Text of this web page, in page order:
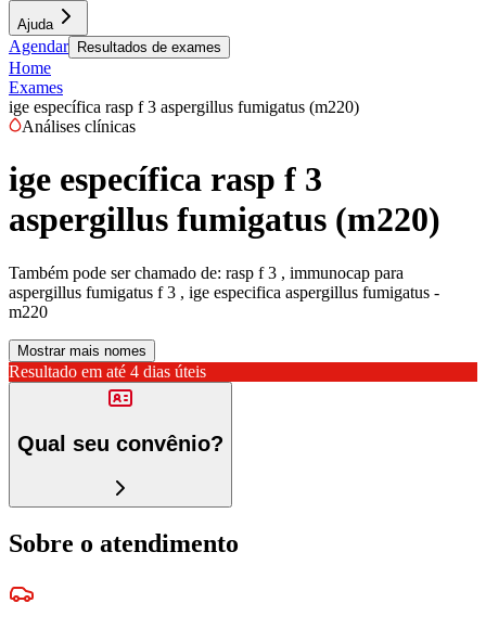
Ajuda
Agendar Resultados de exames
Home
Exames
ige específica rasp f 3 aspergillus fumigatus (m220)
Análises clínicas
ige específica rasp f 3
aspergillus fumigatus (m220)
Também pode ser chamado de: rasp f 3 , immunocap para
aspergillus fumigatus f 3 , ige especifica aspergillus fumigatus -
m220
Mostrar mais nomes
Resultado em até 4 dias úteis
Qual seu convênio?
Sobre o atendimento